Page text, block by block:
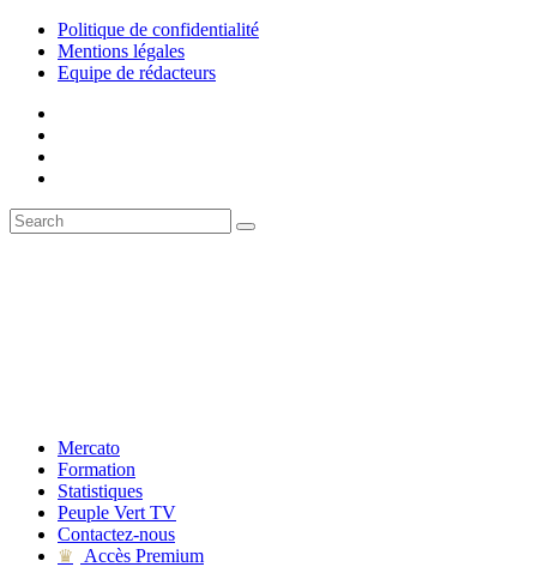
Politique de confidentialité
Mentions légales
Equipe de rédacteurs
Mercato
Formation
Statistiques
Peuple Vert TV
Contactez-nous
♛
Accès Premium